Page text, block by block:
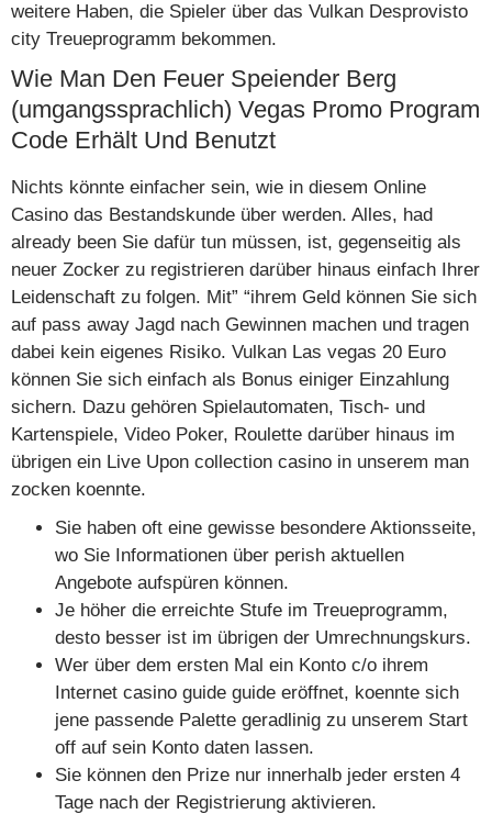
weitere Haben, die Spieler über das Vulkan Desprovisto
city Treueprogramm bekommen.
Wie Man Den Feuer Speiender Berg
(umgangssprachlich) Vegas Promo Program
Code Erhält Und Benutzt
Nichts könnte einfacher sein, wie in diesem Online
Casino das Bestandskunde über werden. Alles, had
already been Sie dafür tun müssen, ist, gegenseitig als
neuer Zocker zu registrieren darüber hinaus einfach Ihrer
Leidenschaft zu folgen. Mit” “ihrem Geld können Sie sich
auf pass away Jagd nach Gewinnen machen und tragen
dabei kein eigenes Risiko. Vulkan Las vegas 20 Euro
können Sie sich einfach als Bonus einiger Einzahlung
sichern. Dazu gehören Spielautomaten, Tisch- und
Kartenspiele, Video Poker, Roulette darüber hinaus im
übrigen ein Live Upon collection casino in unserem man
zocken koennte.
Sie haben oft eine gewisse besondere Aktionsseite,
wo Sie Informationen über perish aktuellen
Angebote aufspüren können.
Je höher die erreichte Stufe im Treueprogramm,
desto besser ist im übrigen der Umrechnungskurs.
Wer über dem ersten Mal ein Konto c/o ihrem
Internet casino guide guide eröffnet, koennte sich
jene passende Palette geradlinig zu unserem Start
off auf sein Konto daten lassen.
Sie können den Prize nur innerhalb jeder ersten 4
Tage nach der Registrierung aktivieren.